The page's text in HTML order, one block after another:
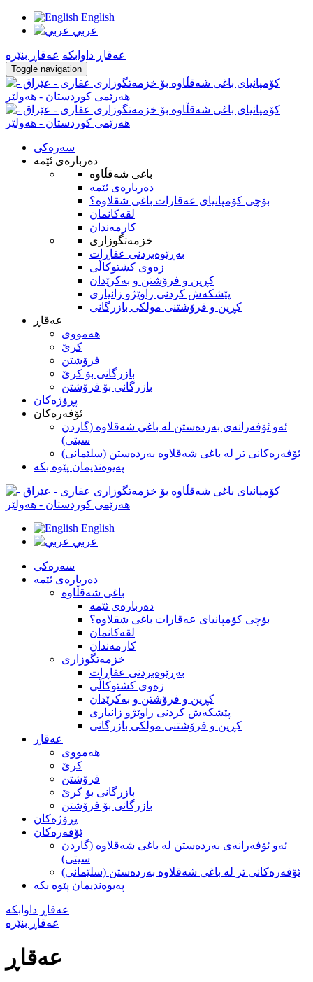
English
عربي
عه‌قاڕ داوابكه عه‌قاڕ بنێره
Toggle navigation
سه‌ره‌کی
ده‌رباره‌ی ئێمه
باغی شەقڵاوە
ده‌رباره‌ی ئێمه
بۆچى كۆمپانياى عەقارات باغی شقلاوە؟
لقه‌كانمان
كارمه‌ندان
خزمه‌تگوزاری
بەڕێوەبردنی عقاڕات
زەوی کشتوکاڵی
كڕين و فرۆشتن و به‌كرێدان
پێشکەش کردنی راوێژو زانیاری
کڕین و فرۆشتنی مولکی بازرگانی
عه‌قاڕ
هه‌مووی
کرێ
فرۆشتن
بازرگانی بۆ كرێ
بازرگانی بۆ فرۆشتن
پڕۆژه‌كان
ئۆفەرەکان
ئەو ئۆفەرانەی بەردەستن لە با‌غی شەقلاوە (گاردن
سیتی)
ئۆفەرەکانی تر لە باغی شەقلاوە بەردەستن (سلێمانی)
په‌یوه‌ندیمان پێوه‌ بکه
English
عربي
سه‌ره‌کی
ده‌رباره‌ی ئێمه
باغی شەقڵاوە
ده‌رباره‌ی ئێمه
بۆچى كۆمپانياى عەقارات باغی شقلاوە؟
لقه‌كانمان
كارمه‌ندان
خزمه‌تگوزاری
بەڕێوەبردنی عقاڕات
زەوی کشتوکاڵی
كڕين و فرۆشتن و به‌كرێدان
پێشکەش کردنی راوێژو زانیاری
کڕین و فرۆشتنی مولکی بازرگانی
عه‌قاڕ
هه‌مووی
کرێ
فرۆشتن
بازرگانی بۆ كرێ
بازرگانی بۆ فرۆشتن
پڕۆژه‌كان
ئۆفەرەکان
ئەو ئۆفەرانەی بەردەستن لە با‌غی شەقلاوە (گاردن
سیتی)
ئۆفەرەکانی تر لە باغی شەقلاوە بەردەستن (سلێمانی)
په‌یوه‌ندیمان پێوه‌ بکه
عه‌قاڕ داوابكه
عه‌قاڕ بنێره
عه‌قاڕ